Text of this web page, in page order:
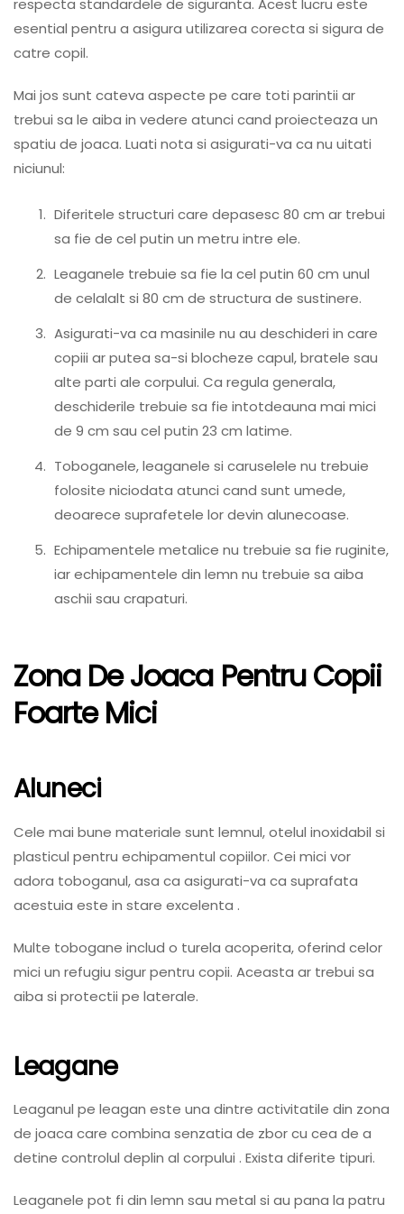
esential pentru a asigura utilizarea corecta si sigura de
catre copil.
Mai jos sunt cateva aspecte pe care toti parintii ar
trebui sa le aiba in vedere atunci cand proiecteaza un
spatiu de joaca. Luati nota si asigurati-va ca nu uitati
niciunul:
Diferitele structuri care depasesc 80 cm ar trebui
sa fie de cel putin un metru intre ele.
Leaganele trebuie sa fie la cel putin 60 cm unul
de celalalt si 80 cm de structura de sustinere.
Asigurati-va ca masinile nu au deschideri in care
copiii ar putea sa-si blocheze capul, bratele sau
alte parti ale corpului. Ca regula generala,
deschiderile trebuie sa fie intotdeauna mai mici
de 9 cm sau cel putin 23 cm latime.
Toboganele, leaganele si caruselele nu trebuie
folosite niciodata atunci cand sunt umede,
deoarece suprafetele lor devin alunecoase.
Echipamentele metalice nu trebuie sa fie ruginite,
iar echipamentele din lemn nu trebuie sa aiba
aschii sau crapaturi.
Zona De Joaca Pentru Copii
Foarte Mici
Aluneci
Cele mai bune materiale sunt lemnul, otelul inoxidabil si
plasticul pentru echipamentul copiilor. Cei mici vor
adora toboganul, asa ca asigurati-va ca suprafata
acestuia este in stare excelenta .
Multe tobogane includ o turela acoperita, oferind celor
mici un refugiu sigur pentru copii. Aceasta ar trebui sa
aiba si protectii pe laterale.
Leagane
Leaganul pe leagan este una dintre activitatile din zona
de joaca care combina senzatia de zbor cu cea de a
detine controlul deplin al corpului . Exista diferite tipuri.
Leaganele pot fi din lemn sau metal si au pana la patru